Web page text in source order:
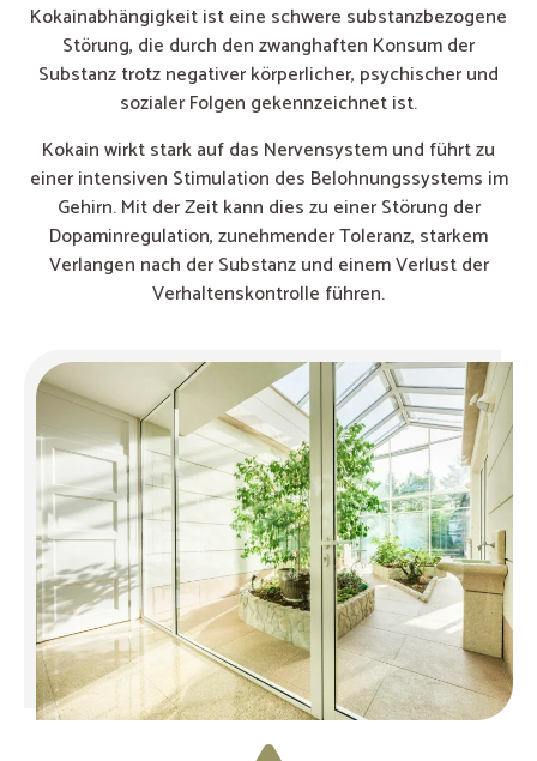
Kokainabhängigkeit ist eine schwere substanzbezogene
Störung, die durch den zwanghaften Konsum der
Substanz trotz negativer körperlicher, psychischer und
sozialer Folgen gekennzeichnet ist.
Kokain wirkt stark auf das Nervensystem und führt zu
einer intensiven Stimulation des Belohnungssystems im
Gehirn. Mit der Zeit kann dies zu einer Störung der
Dopaminregulation, zunehmender Toleranz, starkem
Verlangen nach der Substanz und einem Verlust der
Verhaltenskontrolle führen.